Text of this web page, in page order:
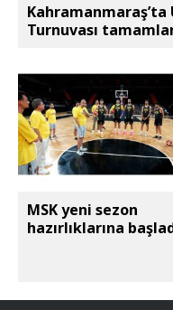
Turnuvası
MSK yeni sezon
hazırlıklarına